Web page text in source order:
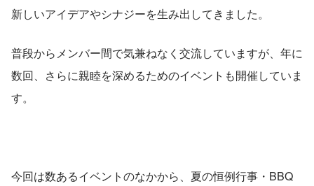
新しいアイデアやシナジーを生み出してきました。
普段からメンバー間で気兼ねなく交流していますが、年に
数回、さらに親睦を深めるためのイベントも開催していま
す。
今回は数あるイベントのなかから、夏の恒例行事・BBQ